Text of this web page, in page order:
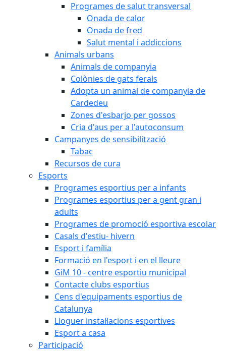
Programes de salut transversal
Onada de calor
Onada de fred
Salut mental i addiccions
Animals urbans
Animals de companyia
Colònies de gats ferals
Adopta un animal de companyia de
Cardedeu
Zones d'esbarjo per gossos
Cria d'aus per a l'autoconsum
Campanyes de sensibilització
Tabac
Recursos de cura
Esports
Programes esportius per a infants
Programes esportius per a gent gran i
adults
Programes de promoció esportiva escolar
Casals d'estiu- hivern
Esport i família
Formació en l'esport i en el lleure
GiM 10 - centre esportiu municipal
Contacte clubs esportius
Cens d'equipaments esportius de
Catalunya
Lloguer instal·lacions esportives
Esport a casa
Participació